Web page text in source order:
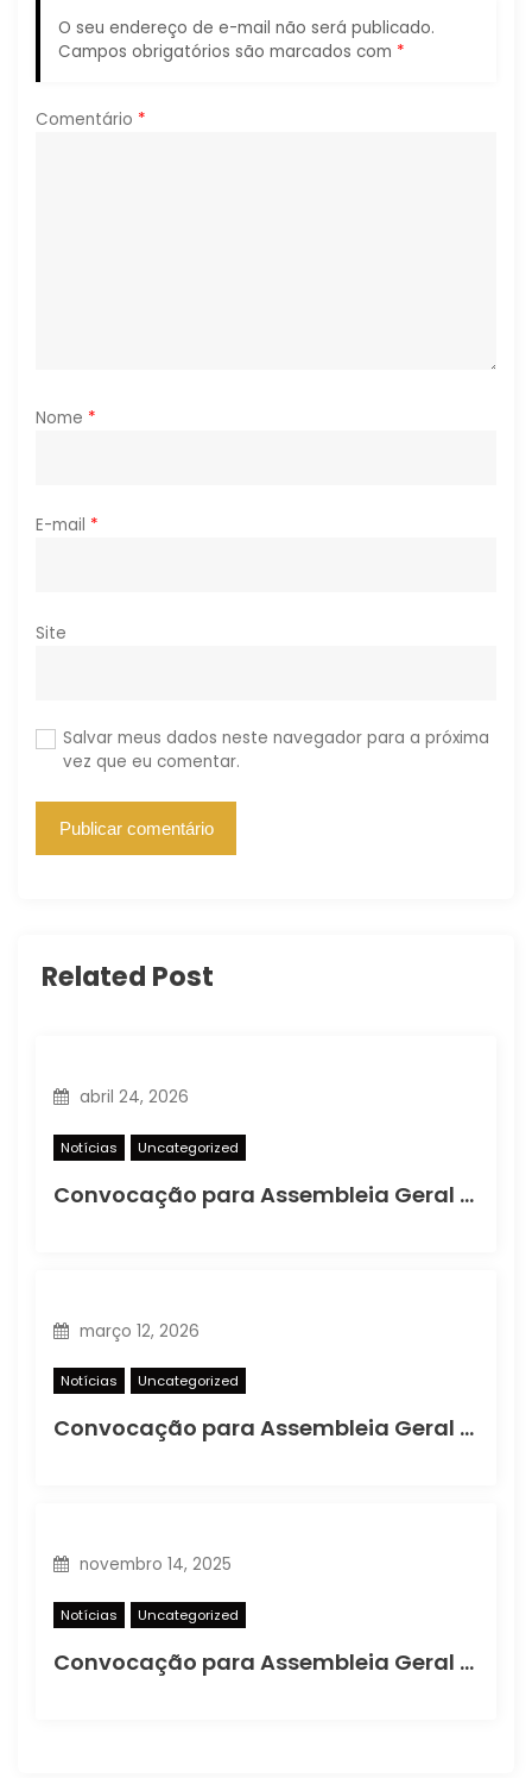
d
e
P
O seu endereço de e-mail não será publicado.
Campos obrigatórios são marcados com *
Comentário *
Nome *
E-mail *
Site
Salvar meus dados neste navegador para a próxima
vez que eu comentar.
Related Post
abril 24, 2026
Notícias Uncategorized
Convocação para Assembleia Geral Ordinária
março 12, 2026
Notícias Uncategorized
Convocação para Assembleia Geral Extraordinária
novembro 14, 2025
Notícias Uncategorized
Convocação para Assembleia Geral Extraordinária